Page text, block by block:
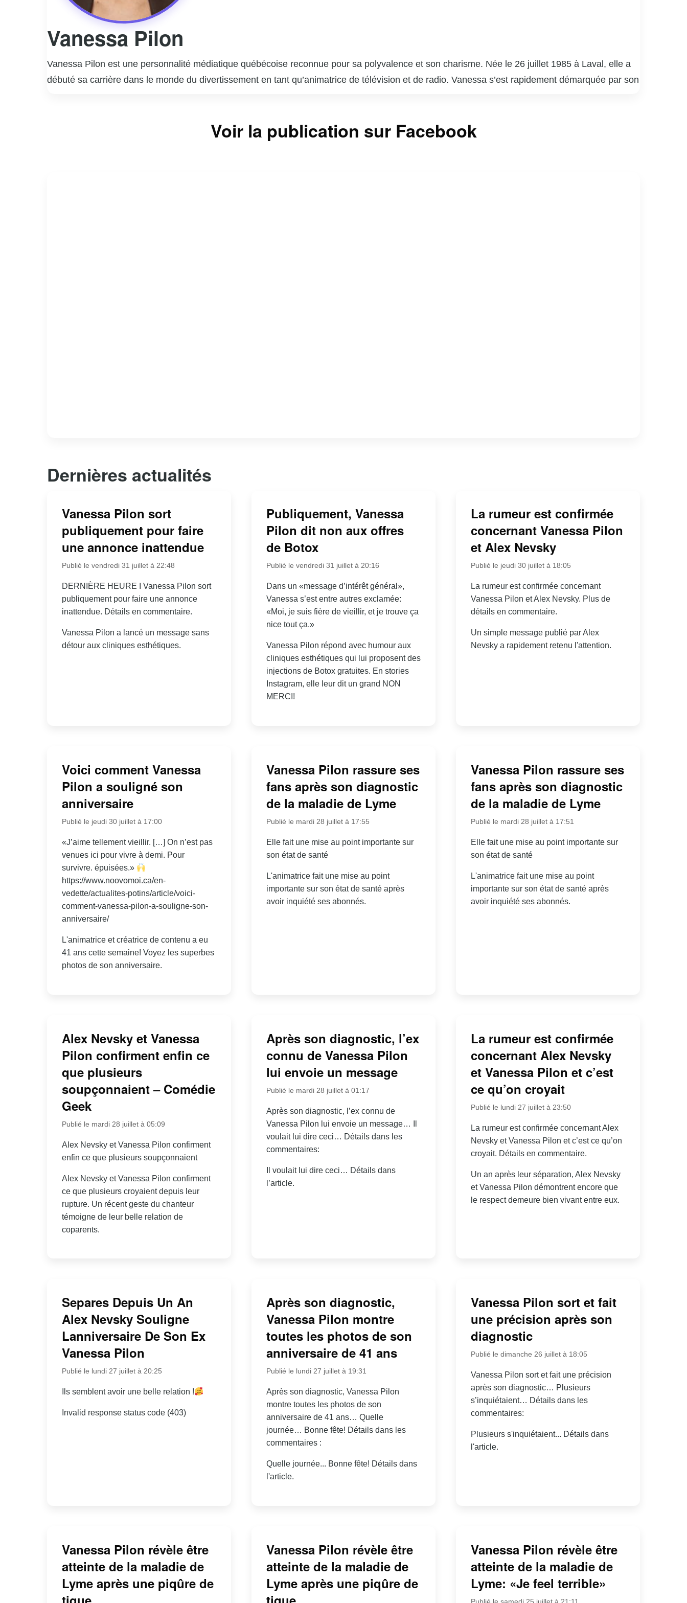
Vanessa Pilon
Vanessa Pilon est une personnalité médiatique québécoise reconnue pour sa polyvalence et son charisme. Née le 26 juillet 1985 à Laval, elle a
débuté sa carrière dans le monde du divertissement en tant qu’animatrice de télévision et de radio. Vanessa s’est rapidement démarquée par son
son énergie contagieuse et sa passion pour la culture pop. En plus de ses talents d’animatrice, Vanessa Pilon est également reconnue pour son
Voir la publication sur Facebook
Dernières actualités
Vanessa Pilon sort
publiquement pour faire
une annonce inattendue
Publié le vendredi 31 juillet à 22:48
DERNIÈRE HEURE I Vanessa Pilon sort
publiquement pour faire une annonce
inattendue. Détails en commentaire.
Vanessa Pilon a lancé un message sans
détour aux cliniques esthétiques.
Publiquement, Vanessa
Pilon dit non aux offres
de Botox
Publié le vendredi 31 juillet à 20:16
Dans un «message d’intérêt général»,
Vanessa s’est entre autres exclamée:
«Moi, je suis fière de vieillir, et je trouve ça
nice tout ça.»
Vanessa Pilon répond avec humour aux
cliniques esthétiques qui lui proposent des
injections de Botox gratuites. En stories
Instagram, elle leur dit un grand NON
MERCI!
La rumeur est confirmée
concernant Vanessa Pilon
et Alex Nevsky
Publié le jeudi 30 juillet à 18:05
La rumeur est confirmée concernant
Vanessa Pilon et Alex Nevsky. Plus de
détails en commentaire.
Un simple message publié par Alex
Nevsky a rapidement retenu l'attention.
Voici comment Vanessa
Pilon a souligné son
anniversaire
Publié le jeudi 30 juillet à 17:00
«J’aime tellement vieillir. […] On n’est pas
venues ici pour vivre à demi. Pour
survivre. épuisées.»
https://www.noovomoi.ca/en-
vedette/actualites-potins/article/voici-
comment-vanessa-pilon-a-souligne-son-
anniversaire/
L'animatrice et créatrice de contenu a eu
41 ans cette semaine! Voyez les superbes
photos de son anniversaire.
Vanessa Pilon rassure ses
fans après son diagnostic
de la maladie de Lyme
Publié le mardi 28 juillet à 17:55
Elle fait une mise au point importante sur
son état de santé
L'animatrice fait une mise au point
importante sur son état de santé après
avoir inquiété ses abonnés.
Vanessa Pilon rassure ses
fans après son diagnostic
de la maladie de Lyme
Publié le mardi 28 juillet à 17:51
Elle fait une mise au point importante sur
son état de santé
L'animatrice fait une mise au point
importante sur son état de santé après
avoir inquiété ses abonnés.
Alex Nevsky et Vanessa
Pilon confirment enfin ce
que plusieurs
soupçonnaient – Comédie
Geek
Publié le mardi 28 juillet à 05:09
Alex Nevsky et Vanessa Pilon confirment
enfin ce que plusieurs soupçonnaient
Alex Nevsky et Vanessa Pilon confirment
ce que plusieurs croyaient depuis leur
rupture. Un récent geste du chanteur
témoigne de leur belle relation de
coparents.
Après son diagnostic, l’ex
connu de Vanessa Pilon
lui envoie un message
Publié le mardi 28 juillet à 01:17
Après son diagnostic, l’ex connu de
Vanessa Pilon lui envoie un message… Il
voulait lui dire ceci… Détails dans les
commentaires:
Il voulait lui dire ceci… Détails dans
l’article.
La rumeur est confirmée
concernant Alex Nevsky
et Vanessa Pilon et c’est
ce qu’on croyait
Publié le lundi 27 juillet à 23:50
La rumeur est confirmée concernant Alex
Nevsky et Vanessa Pilon et c’est ce qu’on
croyait. Détails en commentaire.
Un an après leur séparation, Alex Nevsky
et Vanessa Pilon démontrent encore que
le respect demeure bien vivant entre eux.
Separes Depuis Un An
Alex Nevsky Souligne
Lanniversaire De Son Ex
Vanessa Pilon
Publié le lundi 27 juillet à 20:25
Ils semblent avoir une belle relation !
Invalid response status code (403)
Après son diagnostic,
Vanessa Pilon montre
toutes les photos de son
anniversaire de 41 ans
Publié le lundi 27 juillet à 19:31
Après son diagnostic, Vanessa Pilon
montre toutes les photos de son
anniversaire de 41 ans… Quelle
journée… Bonne fête! Détails dans les
commentaires :
Quelle journée... Bonne fête! Détails dans
l'article.
Vanessa Pilon sort et fait
une précision après son
diagnostic
Publié le dimanche 26 juillet à 18:05
Vanessa Pilon sort et fait une précision
après son diagnostic… Plusieurs
s’inquiétaient… Détails dans les
commentaires:
Plusieurs s'inquiétaient... Détails dans
l'article.
Vanessa Pilon révèle être
atteinte de la maladie de
Lyme après une piqûre de
Vanessa Pilon révèle être
atteinte de la maladie de
Lyme après une piqûre de
Vanessa Pilon révèle être
atteinte de la maladie de
Lyme: «Je feel terrible»
Publié le samedi 25 juillet à 21:11